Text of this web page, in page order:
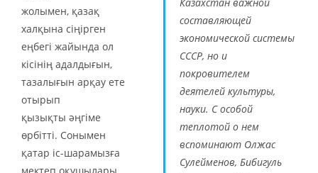
жолымен, қазақ
халқына сіңірген
еңбегі жайында ол
кісінің адалдығын,
тазалығын арқау ете
отырып
қызықты әңгіме
өрбітті. Сонымен
қатар іс-шарамызға
мектеп оқушылары
составляющей
экономической системы
СССР, но и
покровителем
деятелей культуры,
науки. С особой
теплотой о нем
вспоминают Олжас
Сулейменов, Бибигуль